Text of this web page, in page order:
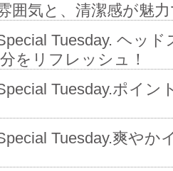
囲気と、清潔感が魅
Tuesday. ヘッ
をリフレッシュ！
Tuesday.ポイン
Tuesday.爽やか